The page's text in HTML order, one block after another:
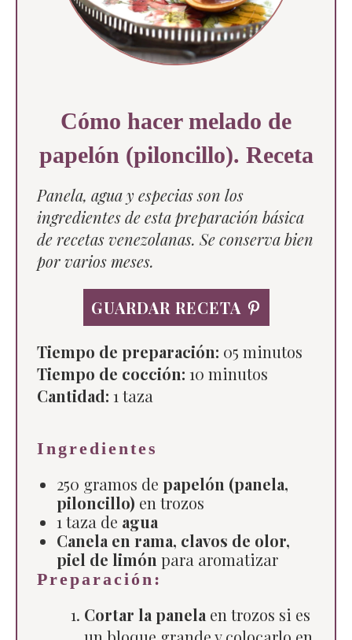
Cómo hacer melado de
papelón (piloncillo). Receta
Panela, agua y especias son los
ingredientes de esta preparación básica
de recetas venezolanas. Se conserva bien
por varios meses.
GUARDAR RECETA
Tiempo de preparación: 05 minutos
Tiempo de cocción: 10 minutos
Cantidad: 1 taza
Ingredientes
250 gramos de papelón (panela,
piloncillo) en trozos
1 taza de agua
Canela en rama, clavos de olor,
piel de limón para aromatizar
Preparación:
Cortar la panela en trozos si es